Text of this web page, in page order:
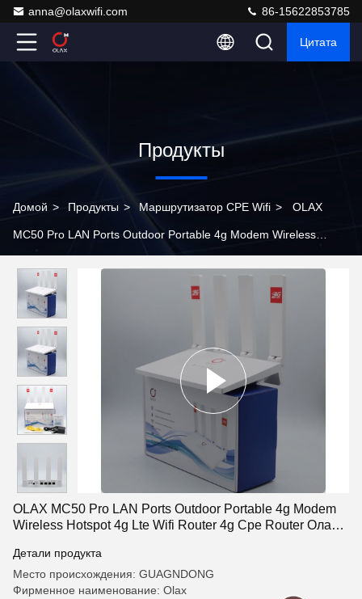
anna@olaxwifi.com 86-15622853785
Цитата
Продукты
Домой > Продукты > Маршрутизатор CPE Wifi > OLAX
MC50 Pro LAN Ports Outdoor Portable 4g Modem Wireless
Порты на открытом воздухе портативный 4g Модем
беспроводный горячий точек 4g Lte Wifi Router 4g Cpe Router
OLAX MC50 Pro LAN Ports Outdoor Portable 4g Modem
Wireless Hotspot 4g Lte Wifi Router 4g Cpe Router Олакс
портативный 4g Модем беспроводный горячий точек
4g Lte Wifi Router 4g Cpe Router
Детали продукта
Место происхождения: GUAGNDONG
Фирменное наименование: Olax